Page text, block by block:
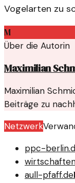
Vogelarten zu
M
Über die Autorin
Maximilian
Maximilian
Beiträge zu
Netzwerk
ppc-
aull-pfaff.de